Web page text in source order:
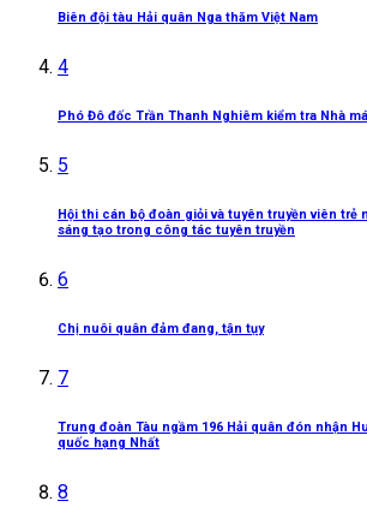
Biên đội tàu Hải quân Nga thăm Việt Nam
4
Phó Đô đốc Trần Thanh Nghiêm kiểm tra Nhà
5
Hội thi cán bộ đoàn giỏi và tuyên truyền viên trẻ
sáng tạo trong công tác tuyên truyền
6
Chị nuôi quân đảm đang, tận tụy
7
Trung đoàn Tàu ngầm 196 Hải quân đón nhận
quốc hạng Nhất
8